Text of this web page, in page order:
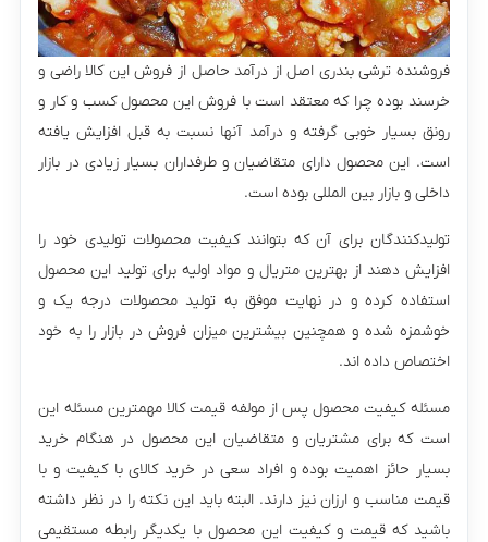
فروشنده ترشی بندری اصل از درآمد حاصل از فروش این کالا راضی و
خرسند بوده چرا که معتقد است با فروش این محصول کسب و کار و
رونق بسیار خوبی گرفته و درآمد آنها نسبت به قبل افزایش یافته
است. این محصول دارای متقاضیان و طرفداران بسیار زیادی در بازار
داخلی و بازار بین المللی بوده است.
تولیدکنندگان برای آن که بتوانند کیفیت محصولات تولیدی خود را
افزایش دهند از بهترین متریال و مواد اولیه برای تولید این محصول
استفاده کرده و در نهایت موفق به تولید محصولات درجه یک و
خوشمزه شده و همچنین بیشترین میزان فروش در بازار را به خود
اختصاص داده اند.
مسئله کیفیت محصول پس از مولفه قیمت کالا مهمترین مسئله این
است که برای مشتریان و متقاضیان این محصول در هنگام خرید
بسیار حائز اهمیت بوده و افراد سعی در خرید کالای با کیفیت و با
قیمت مناسب و ارزان نیز دارند. البته باید این نکته را در نظر داشته
باشید که قیمت و کیفیت این محصول با یکدیگر رابطه مستقیمی